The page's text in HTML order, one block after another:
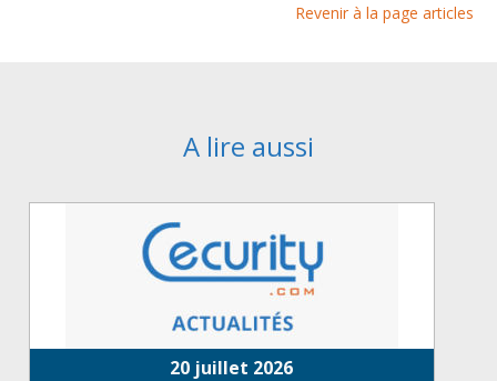
Revenir à la page articles
A lire aussi
20 juillet 2026